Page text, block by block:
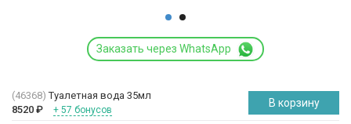
Заказать через WhatsApp
(46368) Туалетная вода 35мл
8520 ₽ + 57 бонусов
В корзину